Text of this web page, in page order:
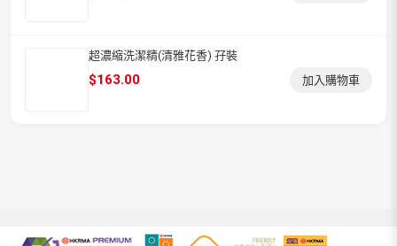
超濃縮洗潔精(清雅花香) 孖裝
$163.00 加入購物車